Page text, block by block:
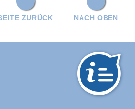
NACH OBEN
ZURÜCK